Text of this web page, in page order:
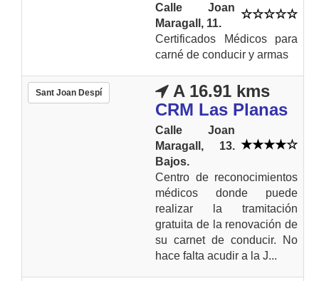
Calle Joan
Maragall, 11.
Certificados Médicos para
carné de conducir y armas
Sant Joan Despí
A 16.91 kms
CRM Las Planas
Calle Joan
Maragall, 13.
Bajos.
Centro de reconocimientos
médicos donde puede
realizar la tramitación
gratuita de la renovación de
su carnet de conducir. No
hace falta acudir a la J...